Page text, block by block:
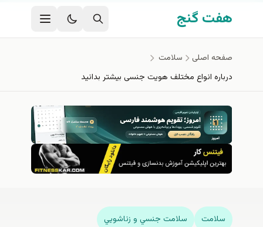
رفتن به محتوای اصلی
هفت گنج
صفحه اصلی
سلامت
درباره انواع مختلف هویت جنسی بیشتر بدانید
سلامت سلامت جنسي و زناشويي